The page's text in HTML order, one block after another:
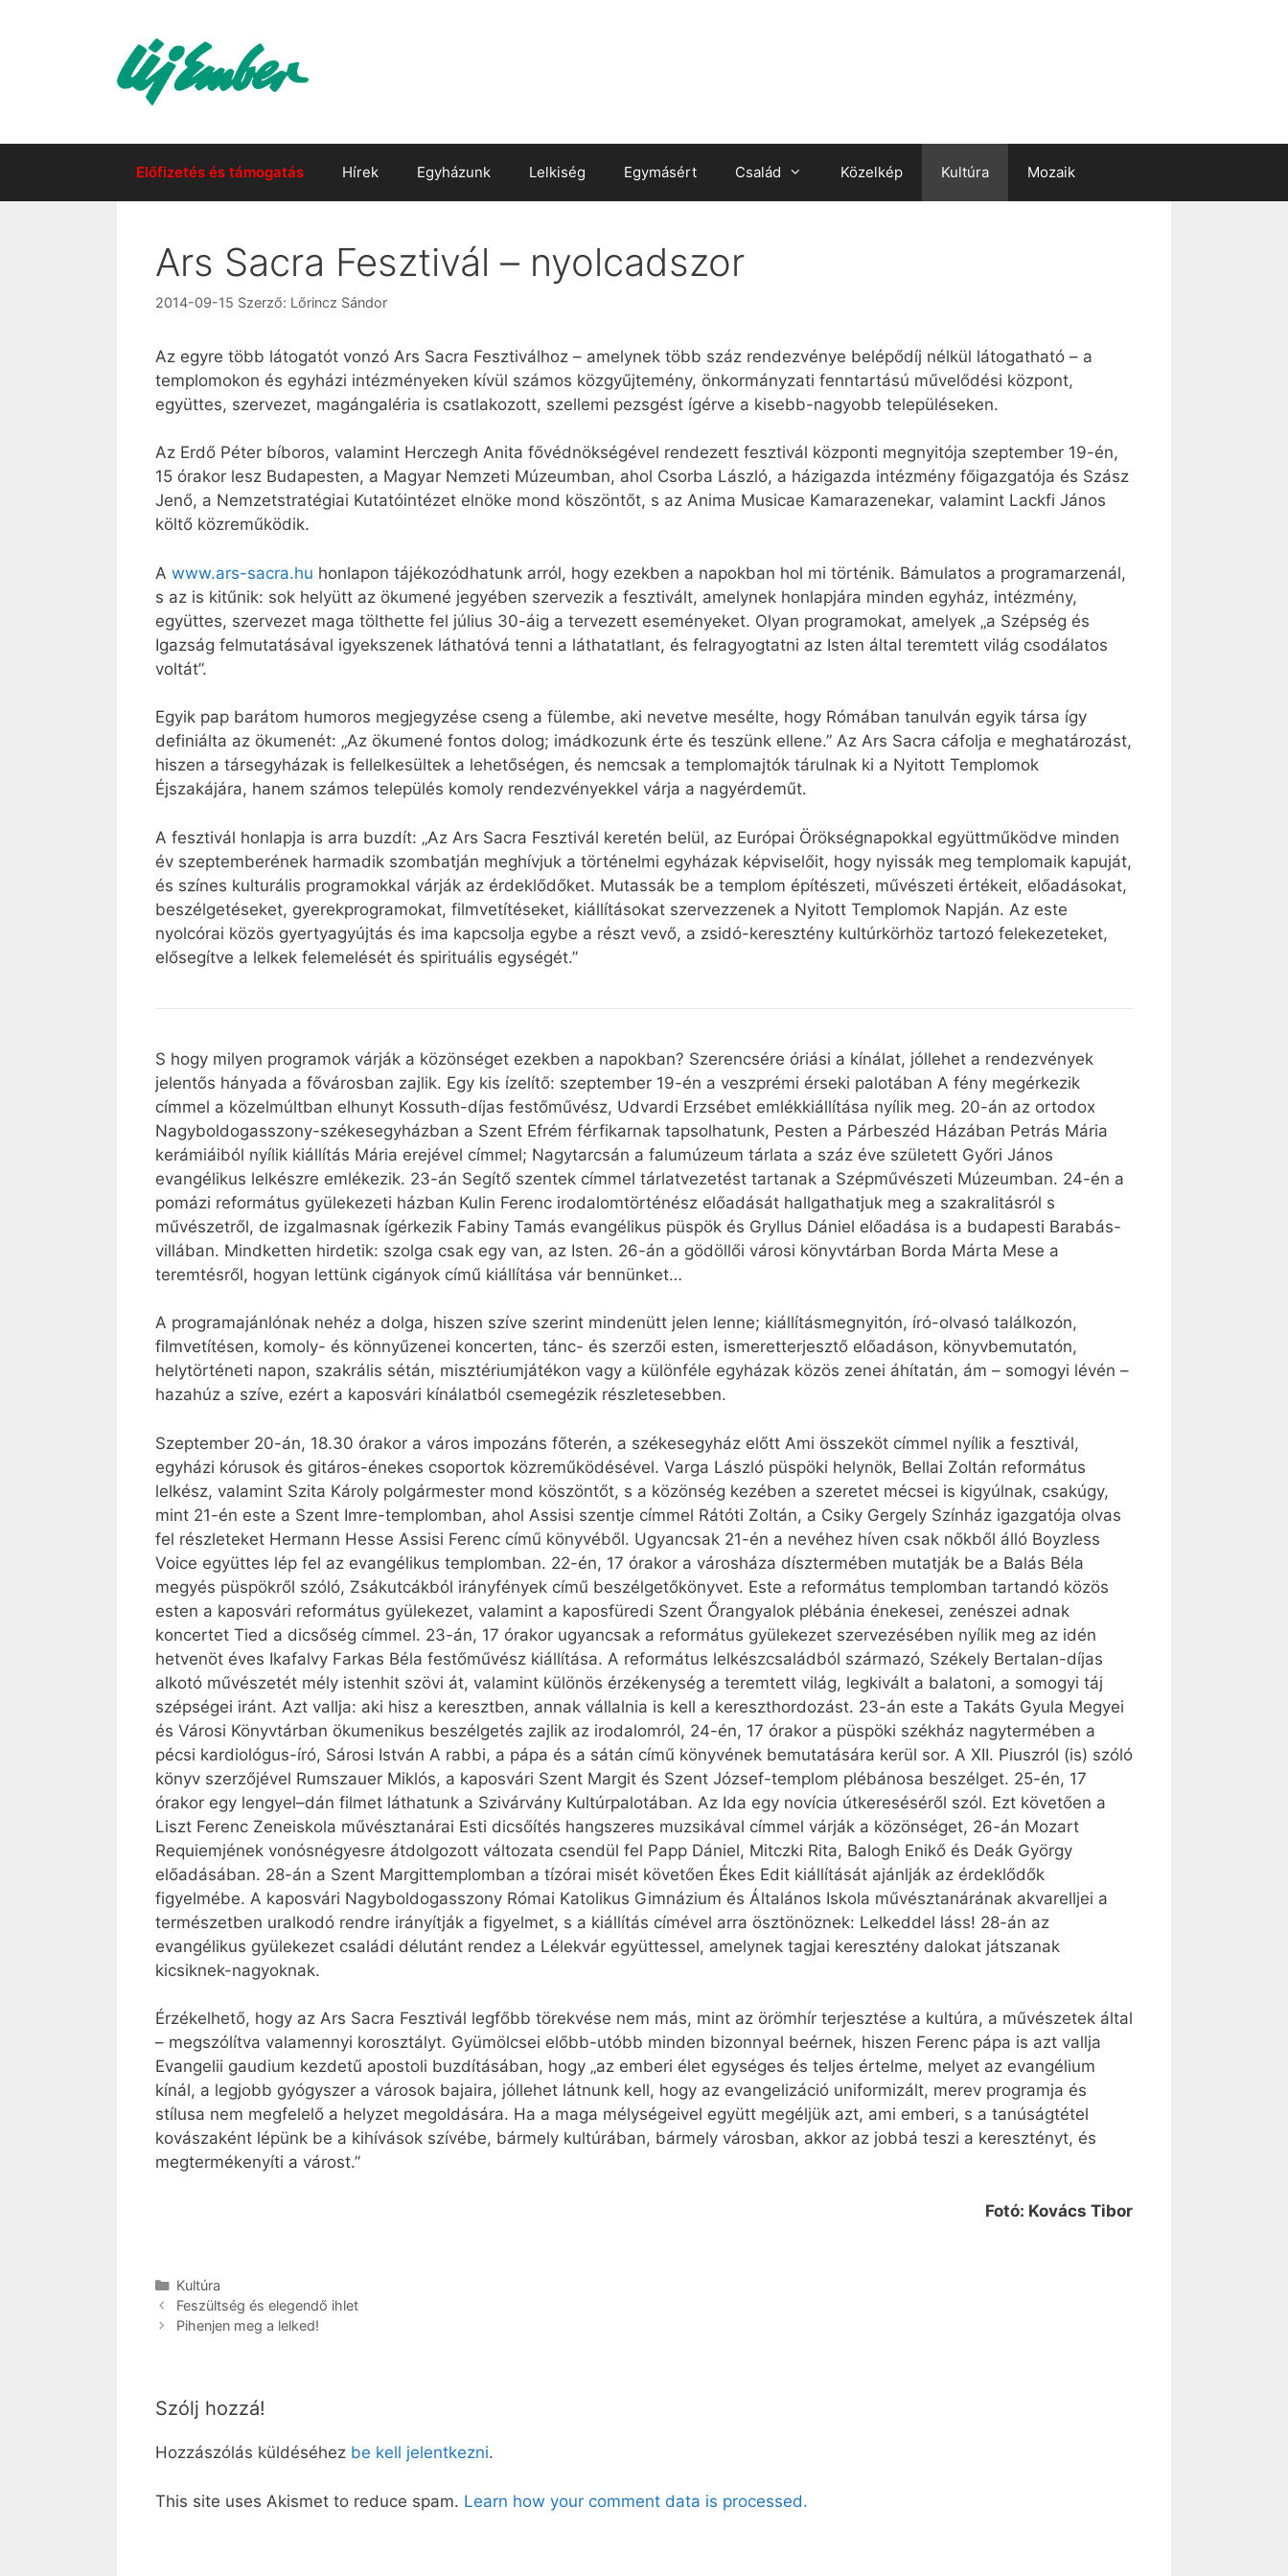
Előfizetés és támogatás Hírek Egyházunk Lelkiség Egymásért Család Közelkép Kultúra Mozaik
Ars Sacra Fesztivál – nyolcadszor
2014-09-15 Szerző: Lőrincz Sándor
Az egyre több látogatót vonzó Ars Sacra Fesztiválhoz – amelynek több száz rendezvénye belépődíj nélkül látogatható – a
templomokon és egyházi intézményeken kívül számos közgyűjtemény, önkormányzati fenntartású művelődési központ,
együttes, szervezet, magángaléria is csatlakozott, szellemi pezsgést ígérve a kisebb-nagyobb településeken.
Az Erdő Péter bíboros, valamint Herczegh Anita fővédnökségével rendezett fesztivál központi megnyitója szeptember 19-én,
15 órakor lesz Budapesten, a Magyar Nemzeti Múzeumban, ahol Csorba László, a házigazda intézmény főigazgatója és Szász
Jenő, a Nemzetstratégiai Kutatóintézet elnöke mond köszöntőt, s az Anima Musicae Kamarazenekar, valamint Lackfi János
költő közreműködik.
A www.ars-sacra.hu honlapon tájékozódhatunk arról, hogy ezekben a napokban hol mi történik. Bámulatos a programarzenál,
s az is kitűnik: sok helyütt az ökumené jegyében szervezik a fesztivált, amelynek honlapjára minden egyház, intézmény,
együttes, szervezet maga tölthette fel július 30-áig a tervezett eseményeket. Olyan programokat, amelyek „a Szépség és
Igazság felmutatásával igyekszenek láthatóvá tenni a láthatatlant, és felragyogtatni az Isten által teremtett világ csodálatos
voltát”.
Egyik pap barátom humoros megjegyzése cseng a fülembe, aki nevetve mesélte, hogy Rómában tanulván egyik társa így
definiálta az ökumenét: „Az ökumené fontos dolog; imádkozunk érte és teszünk ellene.” Az Ars Sacra cáfolja e meghatározást,
hiszen a társegyházak is fellelkesültek a lehetőségen, és nemcsak a templomajtók tárulnak ki a Nyitott Templomok
Éjszakájára, hanem számos település komoly rendezvényekkel várja a nagyérdeműt.
A fesztivál honlapja is arra buzdít: „Az Ars Sacra Fesztivál keretén belül, az Európai Örökségnapokkal együttműködve minden
év szeptemberének harmadik szombatján meghívjuk a történelmi egyházak képviselőit, hogy nyissák meg templomaik kapuját,
és színes kulturális programokkal várják az érdeklődőket. Mutassák be a templom építészeti, művészeti értékeit, előadásokat,
beszélgetéseket, gyerekprogramokat, filmvetítéseket, kiállításokat szervezzenek a Nyitott Templomok Napján. Az este
nyolcórai közös gyertyagyújtás és ima kapcsolja egybe a részt vevő, a zsidó-keresztény kultúrkörhöz tartozó felekezeteket,
elősegítve a lelkek felemelését és spirituális egységét.”
S hogy milyen programok várják a közönséget ezekben a napokban? Szerencsére óriási a kínálat, jóllehet a rendezvények
jelentős hányada a fővárosban zajlik. Egy kis ízelítő: szeptember 19-én a veszprémi érseki palotában A fény megérkezik
címmel a közelmúltban elhunyt Kossuth-díjas festőművész, Udvardi Erzsébet emlékkiállítása nyílik meg. 20-án az ortodox
Nagyboldogasszony-székesegyházban a Szent Efrém férfikarnak tapsolhatunk, Pesten a Párbeszéd Házában Petrás Mária
kerámiáiból nyílik kiállítás Mária erejével címmel; Nagytarcsán a falumúzeum tárlata a száz éve született Győri János
evangélikus lelkészre emlékezik. 23-án Segítő szentek címmel tárlatvezetést tartanak a Szépművészeti Múzeumban. 24-én a
pomázi református gyülekezeti házban Kulin Ferenc irodalomtörténész előadását hallgathatjuk meg a szakralitásról s
művészetről, de izgalmasnak ígérkezik Fabiny Tamás evangélikus püspök és Gryllus Dániel előadása is a budapesti Barabás-
villában. Mindketten hirdetik: szolga csak egy van, az Isten. 26-án a gödöllői városi könyvtárban Borda Márta Mese a
teremtésről, hogyan lettünk cigányok című kiállítása vár bennünket…
A programajánlónak nehéz a dolga, hiszen szíve szerint mindenütt jelen lenne; kiállításmegnyitón, író-olvasó találkozón,
filmvetítésen, komoly- és könnyűzenei koncerten, tánc- és szerzői esten, ismeretterjesztő előadáson, könyvbemutatón,
helytörténeti napon, szakrális sétán, misztériumjátékon vagy a különféle egyházak közös zenei áhítatán, ám – somogyi lévén –
hazahúz a szíve, ezért a kaposvári kínálatból csemegézik részletesebben.
Szeptember 20-án, 18.30 órakor a város impozáns főterén, a székesegyház előtt Ami összeköt címmel nyílik a fesztivál,
egyházi kórusok és gitáros-énekes csoportok közreműködésével. Varga László püspöki helynök, Bellai Zoltán református
lelkész, valamint Szita Károly polgármester mond köszöntőt, s a közönség kezében a szeretet mécsei is kigyúlnak, csakúgy,
mint 21-én este a Szent Imre-templomban, ahol Assisi szentje címmel Rátóti Zoltán, a Csiky Gergely Színház igazgatója olvas
fel részleteket Hermann Hesse Assisi Ferenc című könyvéből. Ugyancsak 21-én a nevéhez híven csak nőkből álló Boyzless
Voice együttes lép fel az evangélikus templomban. 22-én, 17 órakor a városháza dísztermében mutatják be a Balás Béla
megyés püspökről szóló, Zsákutcákból irányfények című beszélgetőkönyvet. Este a református templomban tartandó közös
esten a kaposvári református gyülekezet, valamint a kaposfüredi Szent Őrangyalok plébánia énekesei, zenészei adnak
koncertet Tied a dicsőség címmel. 23-án, 17 órakor ugyancsak a református gyülekezet szervezésében nyílik meg az idén
hetvenöt éves Ikafalvy Farkas Béla festőművész kiállítása. A református lelkészcsaládból származó, Székely Bertalan-díjas
alkotó művészetét mély istenhit szövi át, valamint különös érzékenység a teremtett világ, legkivált a balatoni, a somogyi táj
szépségei iránt. Azt vallja: aki hisz a keresztben, annak vállalnia is kell a kereszthordozást. 23-án este a Takáts Gyula Megyei
és Városi Könyvtárban ökumenikus beszélgetés zajlik az irodalomról, 24-én, 17 órakor a püspöki székház nagytermében a
pécsi kardiológus-író, Sárosi István A rabbi, a pápa és a sátán című könyvének bemutatására kerül sor. A XII. Piuszról (is) szóló
könyv szerzőjével Rumszauer Miklós, a kaposvári Szent Margit és Szent József-templom plébánosa beszélget. 25-én, 17
órakor egy lengyel–dán filmet láthatunk a Szivárvány Kultúrpalotában. Az Ida egy novícia útkereséséről szól. Ezt követően a
Liszt Ferenc Zeneiskola művésztanárai Esti dicsőítés hangszeres muzsikával címmel várják a közönséget, 26-án Mozart
Requiemjének vonósnégyesre átdolgozott változata csendül fel Papp Dániel, Mitczki Rita, Balogh Enikő és Deák György
előadásában. 28-án a Szent Margittemplomban a tízórai misét követően Ékes Edit kiállítását ajánlják az érdeklődők
figyelmébe. A kaposvári Nagyboldogasszony Római Katolikus Gimnázium és Általános Iskola művésztanárának akvarelljei a
természetben uralkodó rendre irányítják a figyelmet, s a kiállítás címével arra ösztönöznek: Lelkeddel láss! 28-án az
evangélikus gyülekezet családi délutánt rendez a Lélekvár együttessel, amelynek tagjai keresztény dalokat játszanak
kicsiknek-nagyoknak.
Érzékelhető, hogy az Ars Sacra Fesztivál legfőbb törekvése nem más, mint az örömhír terjesztése a kultúra, a művészetek által
– megszólítva valamennyi korosztályt. Gyümölcsei előbb-utóbb minden bizonnyal beérnek, hiszen Ferenc pápa is azt vallja
Evangelii gaudium kezdetű apostoli buzdításában, hogy „az emberi élet egységes és teljes értelme, melyet az evangélium
kínál, a legjobb gyógyszer a városok bajaira, jóllehet látnunk kell, hogy az evangelizáció uniformizált, merev programja és
stílusa nem megfelelő a helyzet megoldására. Ha a maga mélységeivel együtt megéljük azt, ami emberi, s a tanúságtétel
kovászaként lépünk be a kihívások szívébe, bármely kultúrában, bármely városban, akkor az jobbá teszi a keresztényt, és
megtermékenyíti a várost.”
Fotó: Kovács Tibor
Kategória
Kultúra
Feszültség és elegendő ihlet
Pihenjen meg a lelked!
Szólj hozzá!
Hozzászólás küldéséhez be kell jelentkezni.
This site uses Akismet to reduce spam. Learn how your comment data is processed.